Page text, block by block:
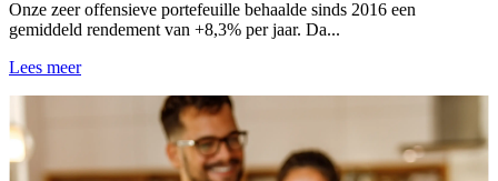
Onze zeer offensieve portefeuille behaalde sinds 2016 een
gemiddeld rendement van +8,3% per jaar. Da...
Lees meer